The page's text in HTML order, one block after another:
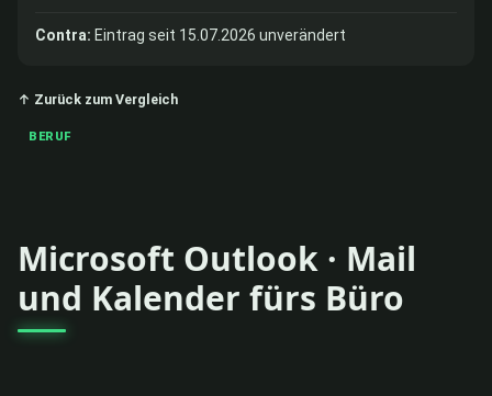
Contra: Eintrag seit 15.07.2026 unverändert
↑ Zurück zum Vergleich
BERUF
Microsoft Outlook · Mail
und Kalender fürs Büro